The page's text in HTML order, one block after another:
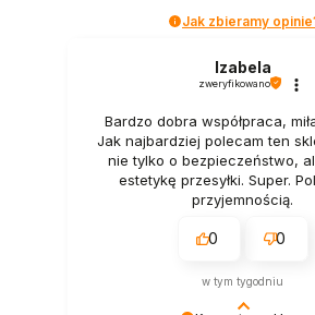
Jak zbieramy
Izabela
zweryfikowano
Bardzo dobra współpraca,
Jak najbardziej polecam ten
nie tylko o bezpieczeństwo,
estetykę przesyłki. Super.
przyjemnością.
0 0
w tym tygodniu